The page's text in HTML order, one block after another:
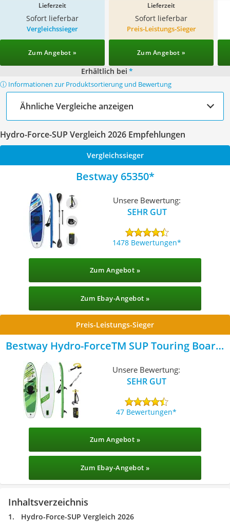
Lieferzeit
Sofort lieferbar
Lieferzeit
Sofort lieferbar
Vergleichssieger
Zum Angebot »
Preis-Leistungs-Sieger
Zum Angebot »
Erhältlich bei *
ⓘ Informationen zur Produktsortierung und Bewertung
Ähnliche Vergleiche anzeigen
Hydro-Force-SUP Vergleich 2026 Empfehlungen
Vergleichssieger
Bestway 65350
Unsere Bewertung:
SEHR GUT
1478 Bewertungen
Zum Angebot »
Zum Ebay-Angebot »
Preis-Leistungs-Sieger
Bestway Hydro-ForceTM SUP Touring Board-
Unsere Bewertung:
SEHR GUT
47 Bewertungen
Zum Angebot »
Zum Ebay-Angebot »
Inhaltsverzeichnis
Hydro-Force-SUP Vergleich 2026